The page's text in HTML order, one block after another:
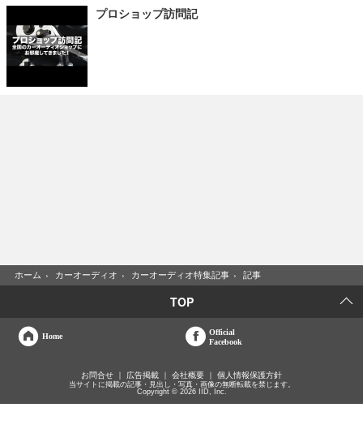
プロショップ訪問記
ホーム › カーオーディオ › カーオーディオ特集記事 › 記事
TOP
Home
Official
Facebook
お問合せ 広告掲載 会社概要 個人情報保護方針
当サイトに掲載の記事・見出し・写真・画像の無断転載を禁じます。
Copyright © 2026 IID, Inc.